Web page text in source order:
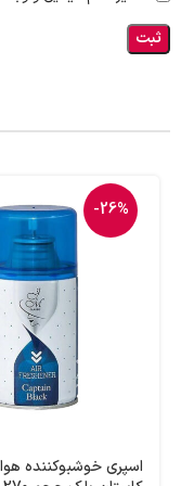
-26%
اسپری خوشبوکننده